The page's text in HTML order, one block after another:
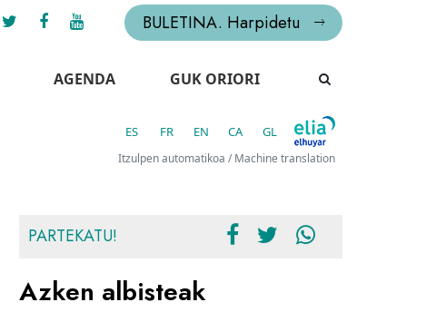
BULETINA. Harpidetu
AGENDA GUK ORIORI
ES FR EN CA GL
Itzulpen automatikoa / Machine translation
PARTEKATU!
Azken albisteak